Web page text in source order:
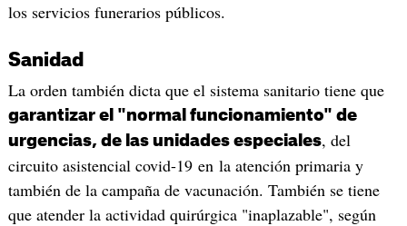
los servicios funerarios públicos.
Sanidad
La orden también dicta que el sistema sanitario tiene que
garantizar el "normal funcionamiento" de
urgencias, de las unidades especiales, del
circuito asistencial covid-19 en la atención primaria y
también de la campaña de vacunación. También se tiene
que atender la actividad quirúrgica "inaplazable", según